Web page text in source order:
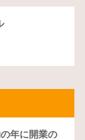
年に開業の